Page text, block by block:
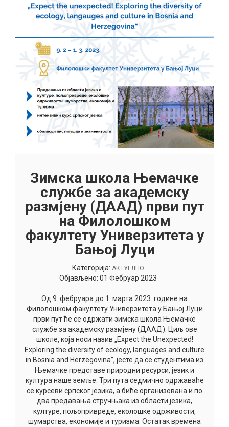
Зимска школа Њемачке
службе за академску
размјену (ДААД) први пут
на Филолошком
факултету Универзитета у
Бањој Луци
Категорија: АКТУЕЛНО
Објављено: 01 Фебруар 2023
Од 9. фебруара до 1. марта 2023. године на
Филолошком факултету Универзитета у Бањој Луци
први пут ће се одржати зимска школа Њемачке
службе за академску размјену (ДААД). Циљ ове
школе, која носи назив „Expect the Unexpected!
Exploring the diversity of ecology, languages and culture
in Bosnia and Herzegovina”, јесте да се студентима из
Њемачке представе природни ресурси, језик и
култура наше земље. Три пута седмично одржаваће
се курсеви српског језика, а биће организована и по
два предавања стручњака из области језика,
културе, пољопривреде, еколошке одрживости,
шумарства, економије и туризма. Остатак времена